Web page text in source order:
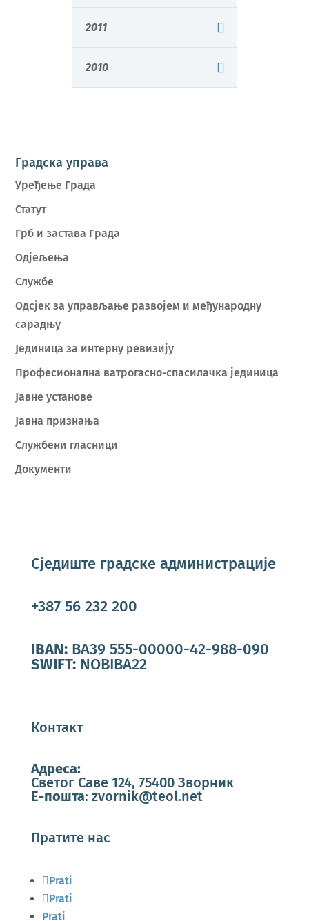
2011
2010
Градска управа
Уређење Града
Статут
Грб и застава Града
Одјељења
Службе
Oдсјек за управљање развојем и међународну
сарадњу
Јединица за интерну ревизију
Професионална ватрогасно-спасилачка јединица
Јавне установе
Јавна признања
Службени гласници
Документи
Сједиште градске администрације
+387 56 232 200
IBAN:BA39 555-00000-42-988-090
SWIFT:NOBIBA22
Контакт
Адреса:
Светог Саве 124, 75400 Зворник
Е-пошта: zvornik@teol.net
Пратите нас
Prati
Prati
Prati